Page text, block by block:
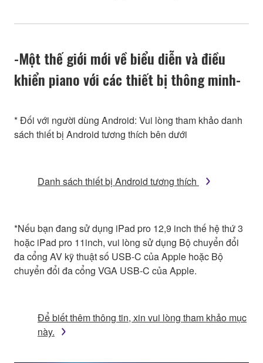
-Một thế giới mới về biểu diễn và điều
khiển piano với các thiết bị thông minh-
* Đối với người dùng Android: Vui lòng tham khảo danh
sách thiết bị Android tương thích bên dưới
Danh sách thiết bị Android tương thích
*Nếu bạn đang sử dụng iPad pro 12,9 inch thế hệ thứ 3
hoặc iPad pro 11inch, vui lòng sử dụng Bộ chuyển đổi
đa cổng AV kỹ thuật số USB-C của Apple hoặc Bộ
chuyển đổi đa cổng VGA USB-C của Apple.
Để biết thêm thông tin, xin vui lòng tham khảo mục
này.